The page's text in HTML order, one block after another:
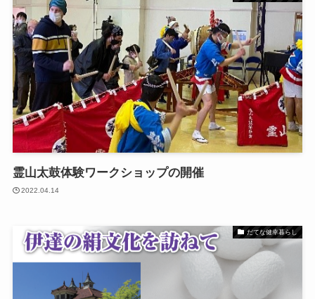
霊山太鼓体験ワークショップの開催
2022.04.14
だてな健幸暮らし